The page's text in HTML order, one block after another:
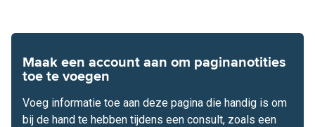
Maak een account aan om paginanotities
toe te voegen
Voeg informatie toe aan deze pagina die handig is om
bij de hand te hebben tijdens een consult, zoals een